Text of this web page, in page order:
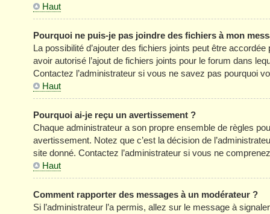
Haut
Pourquoi ne puis-je pas joindre des fichiers à mon
La possibilité d’ajouter des fichiers joints peut être
avoir autorisé l’ajout de fichiers joints pour le forum dans
Contactez l’administrateur si vous ne savez pas pourquoi
Haut
Pourquoi ai-je reçu un avertissement ?
Chaque administrateur a son propre ensemble de règles
avertissement. Notez que c’est la décision de
site donné. Contactez l’administrateur si vous ne
Haut
Comment rapporter des messages à un modérateur ?
Si l’administrateur l’a permis, allez sur le message à